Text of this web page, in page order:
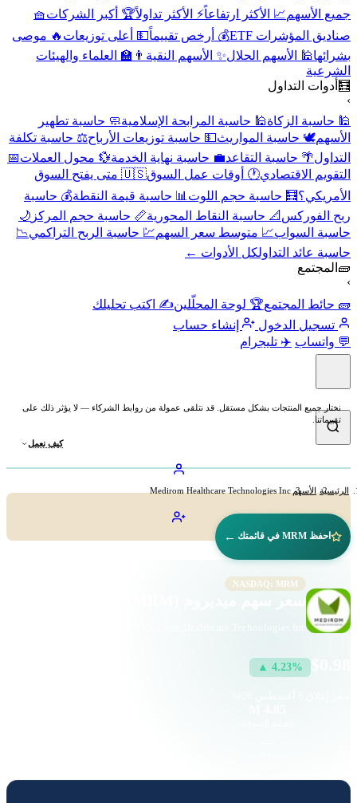
جميع الأسهم📈 الأكثر ارتفاعاً⚡ الأكثر تداولاً🏆 أكبر الشركات🧺
صناديق المؤشرات ETF
💰 أرخص تقييماً💵 أعلى توزيعات🔥 موصى
بشرائها🕌 الأسهم الحلال ✨ الأسهم النقية👨‍🏫 العلماء والهيئات
الشرعية
🧮أدوات التداول
🕌 حاسبة الزكاة🕌 حاسبة المرابحة الإسلامية🧼 حاسبة تطهير
الأسهم🕊️ حاسبة المواريث💵 حاسبة توزيعات الأرباح⚖️ حاسبة تكلفة
التداول 🌴 حاسبة التقاعد💼 حاسبة نهاية الخدمة💱 محول العملات📅
التقويم الاقتصادي🕐 أوقات عمل السوق
🇺🇸 متى يفتح السوق
الأمريكي؟🧮 حاسبة حجم اللوت📊 حاسبة قيمة النقطة💰 حاسبة
ربح الفوركس 📐 حاسبة النقاط المحورية📏 حاسبة حجم المركز 🌙
حاسبة السواب📈 متوسط سعر السهم💹 حاسبة الربح التراكمي 📉
حاسبة عائد التداولكل الأدوات ←
🧱المجتمع
🧱 حائط المجتمع🏆 لوحة المحلّلين✍️ اكتب تحليلك
تسجيل الدخول
إنشاء حساب
💬 واتساب ✈️ تليجرام
نختار جميع المنتجات بشكل مستقل. قد نتلقى عمولة من روابط الشركاء — لا يؤثر ذلك على
تقييماتنا.
كيف نعمل
الرئيسية الأسهم Medirom Healthcare Technologies Inc
احفظ MRM في قائمتك ←
NASDAQ: MRM
سعر سهم ميديروم (MRM)
Medirom Healthcare Technologies Inc · الاستهلاك الدوري · ناسداك
▲ 4.23%